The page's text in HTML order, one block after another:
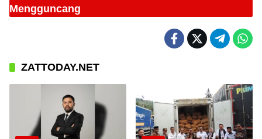
Mengguncang
Mengguncang
ZATTODAY.NET